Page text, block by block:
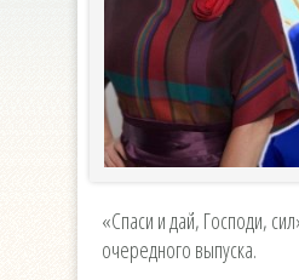
«Спаси и дай, Господи,
очередного выпуска.